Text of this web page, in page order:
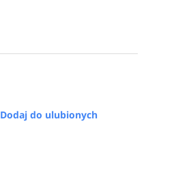
Dodaj do ulubionych